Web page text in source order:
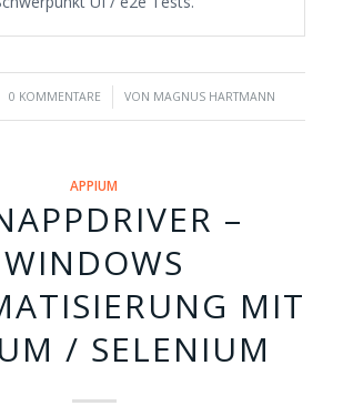
0 KOMMENTARE
/ VON MAGNUS HARTMANN
APPIUM
–
WINDOWS
MIT
/ SELENIUM